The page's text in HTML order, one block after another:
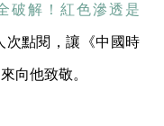
破解！紅色滲透是
次點閱，讓《中國時
向他致敬。